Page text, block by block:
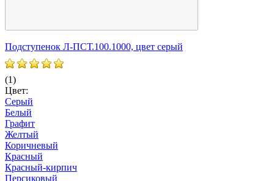
Подступенок Л-ПСТ.100.1000, цвет серый
(1)
Цвет:
Серый
Белый
Графит
Желтый
Коричневый
Красный
Красный-кирпич
Персиковый